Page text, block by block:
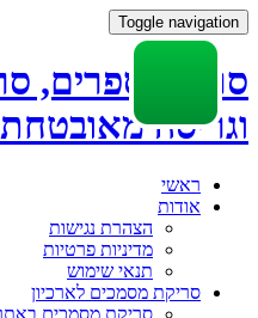
Toggle navigation
סריקת ספרים,
וגריסה
Skip
ראשי
אודות
הצהרת נגישות
מדיניות פרטיות
תנאי שימוש
סריקת מסמכים לארכיון
סריקת מסמכים